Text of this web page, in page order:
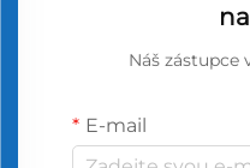
Náš zástupce
E-mail